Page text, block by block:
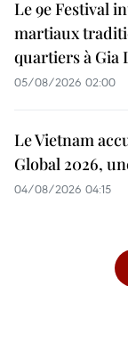
Le 9e Festival
martiaux
quartiers à Gia
05/08/2026 02:00
Le Vietnam
Global 2026,
04/08/2026 04:15